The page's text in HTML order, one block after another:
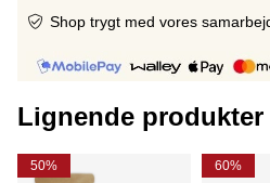
Shop trygt med vores
Lignende produkter
50% 60%